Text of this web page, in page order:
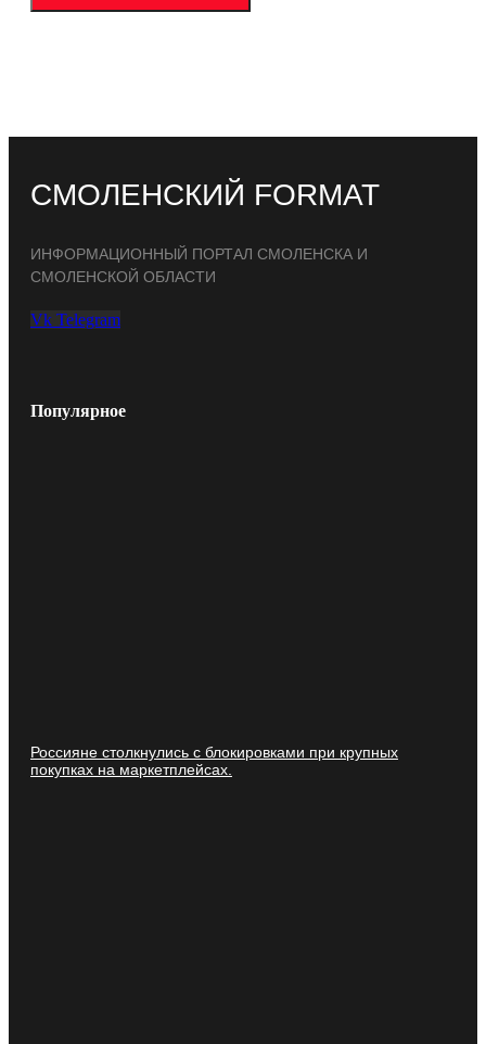
СМОЛЕНСКИЙ FORMAT
ИНФОРМАЦИОННЫЙ ПОРТАЛ СМОЛЕНСКА И
СМОЛЕНСКОЙ ОБЛАСТИ
Vk Telegram
Популярное
Россияне столкнулись с блокировками при крупных
покупках на маркетплейсах.